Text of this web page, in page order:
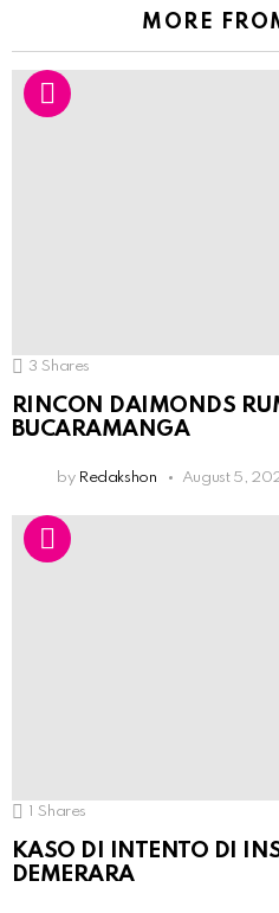
MORE
3 Shares
RINCON DAIMONDS
BUCARAMANGA
by Redakshon August 5,
1 Shares
KASO DI INTENTO DI
DEMERARA